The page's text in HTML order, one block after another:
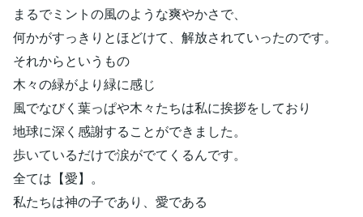
まるでミントの風のような爽やかさで、
何かがすっきりとほどけて、解放されていったのです。
それからというもの
木々の緑がより緑に感じ
風でなびく葉っぱや木々たちは私に挨拶をしており
地球に深く感謝することができました。
歩いているだけで涙がでてくるんです。
全ては【愛】。
私たちは神の子であり、愛である